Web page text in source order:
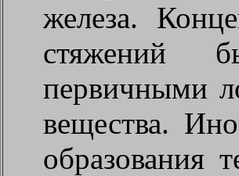
железа.
стяжений
первичными
вещества.
образования